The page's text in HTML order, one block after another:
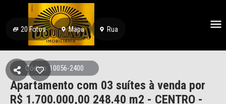
20 Fotos Mapa Rua
Código: 10056-2400
Apartamento com 03 suítes à venda por
R$ 1.700.000,00 248.40 m2 - CENTRO -